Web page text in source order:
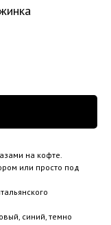
на кофте.
или просто под
синий, темно